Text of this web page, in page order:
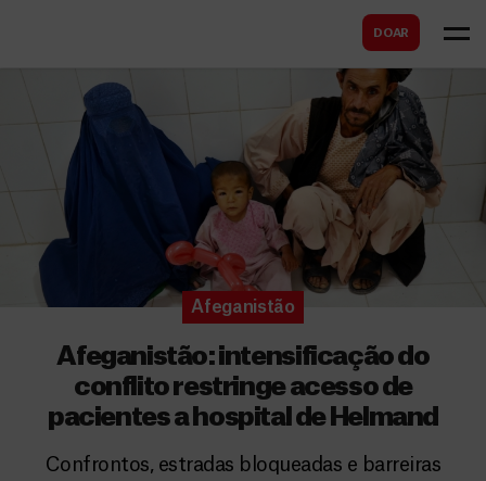
DOAR
Afeganistão
Afeganistão: intensificação do
conflito restringe acesso de
pacientes a hospital de Helmand
Confrontos, estradas bloqueadas e barreiras
a